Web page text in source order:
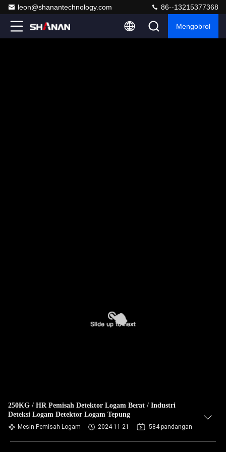
leon@shanantechnology.com 86--13215377368
Mengobrol
250KG / HR Pemisah Detektor Logam Berat / Industri
Deteksi Logam Detektor Logam Tepung
Mesin Pemisah Logam 2024-11-21 584 pandangan